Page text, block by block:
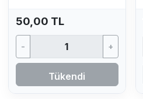
50,00 TL
- +
Tükendi